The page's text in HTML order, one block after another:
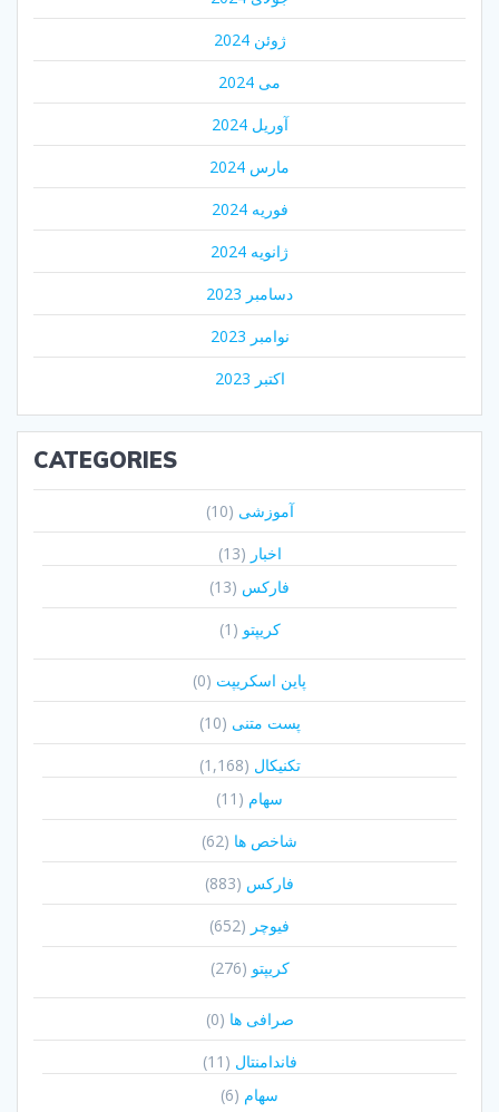
ژوئن 2024
می 2024
آوریل 2024
مارس 2024
فوریه 2024
ژانویه 2024
دسامبر 2023
نوامبر 2023
اکتبر 2023
CATEGORIES
آموزشی (10)
اخبار (13)
فارکس (13)
کریپتو (1)
پاین اسکریپت (0)
پست متنی (10)
تکنیکال (1,168)
سهام (11)
شاخص ها (62)
فارکس (883)
فیوچر (652)
کریپتو (276)
صرافی ها (0)
فاندامنتال (11)
سهام (6)